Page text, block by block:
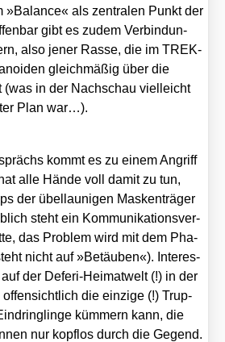
»Balan­ce« als zen­tra­len Punkt der
gibt es zudem Ver­bin­dun­
also jener Ras­se, die im TREK-
gleich­mä­ßig über die
(was in der Nach­schau viel­leicht
Plan war…).
kommt es zu einem Angriff
alle Hän­de voll damit zu tun,
der übel­lau­ni­gen Mas­ken­trä­ger
steht ein Kom­mu­ni­ka­ti­ons­ver­
das Pro­blem wird mit dem Pha­
nicht auf »Betäu­ben«). Inter­es­
der Defe­ri-Hei­mat­welt (!) in der
offen­sicht­lich die ein­zi­ge (!) Trup­
küm­mern kann, die
nur kopf­los durch die Gegend.